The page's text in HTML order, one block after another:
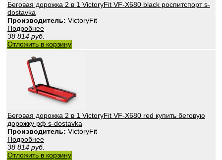
Беговая дорожка 2 в 1 VictoryFit VF-X680 black роспитспорт s-
dostavka
Производитель: VictoryFit
Подробнее
38 814 руб.
Отложить в корзину
Беговая дорожка 2 в 1 VictoryFit VF-X680 red купить беговую
дорожку рф s-dostavka
Производитель: VictoryFit
Подробнее
38 814 руб.
Отложить в корзину